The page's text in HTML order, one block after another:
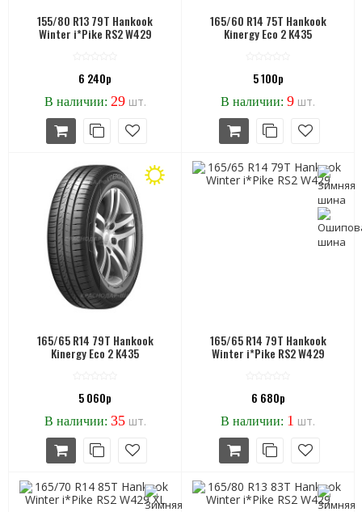
155/80 R13 79T Hankook
Winter i*Pike RS2 W429
6 240р
В наличии: 29шт.
165/60 R14 75T Hankook
Kinergy Eco 2 K435
5 100р
В наличии: 9 шт.
165/65 R14 79T Hankook
Kinergy Eco 2 K435
5 060р
В наличии: 35шт.
165/65 R14 79T Hankook
Winter i*Pike RS2 W429
6 680р
В наличии: 1 шт.